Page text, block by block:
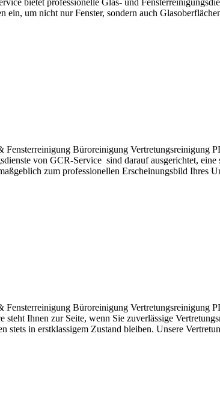
bietet professionelle Glas- und
ein, um nicht nur Fenster, sondern auch
Büroreinigung Vertretungsreinigung
von GCR-Service sind darauf ausgerichtet,
zum professionellen Erscheinungsbild Ihres
Büroreinigung Vertretungsreinigung
Ihnen zur Seite, wenn Sie zuverlässige
in erstklassigem Zustand bleiben. Unsere